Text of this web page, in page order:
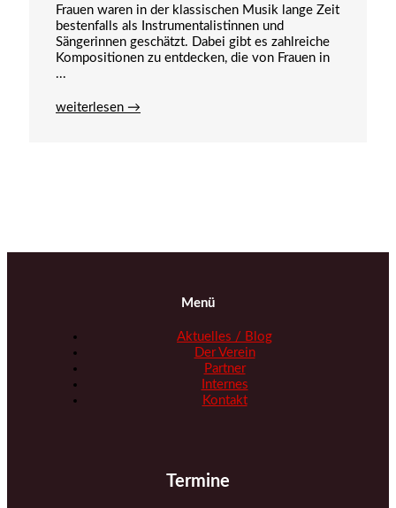
Frauen waren in der klassischen Musik lange Zeit
bestenfalls als Instrumentalistinnen und
Sängerinnen geschätzt. Dabei gibt es zahlreiche
Kompositionen zu entdecken, die von Frauen in
...
weiterlesen →
Menü
Aktuelles / Blog
Der Verein
Partner
Internes
Kontakt
Termine